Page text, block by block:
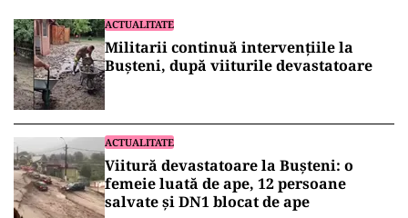
ACTUALITATE
Militarii continuă intervențiile la
Bușteni, după viiturile devastatoare
ACTUALITATE
Viitură devastatoare la Bușteni: o
femeie luată de ape, 12 persoane
salvate și DN1 blocat de ape